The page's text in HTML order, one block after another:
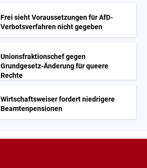
Frei sieht Voraussetzungen für AfD-
Verbotsverfahren nicht gegeben
Unionsfraktionschef gegen
Grundgesetz-Änderung für queere
Rechte
Wirtschaftsweiser fordert niedrigere
Beamtenpensionen